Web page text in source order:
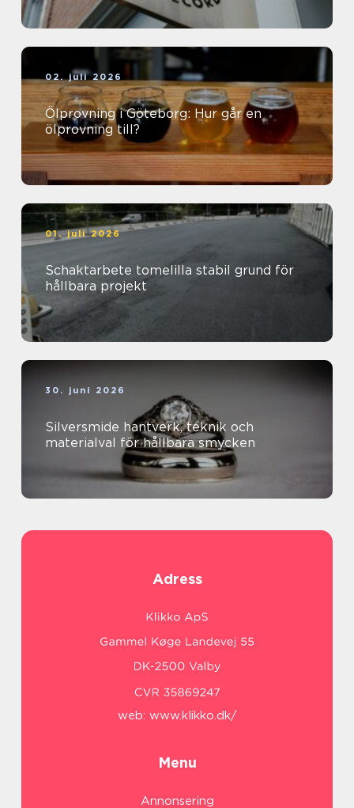
02. juli 2026
Ölprovning i Göteborg: Hur går en
ölprovning till?
01. juli 2026
Schaktarbete tomelilla stabil grund för
hållbara projekt
30. juni 2026
Silversmide hantverk, teknik och
materialval för hållbara smycken
Adress
web: www.klikko.dk/
Menu
Annonsering